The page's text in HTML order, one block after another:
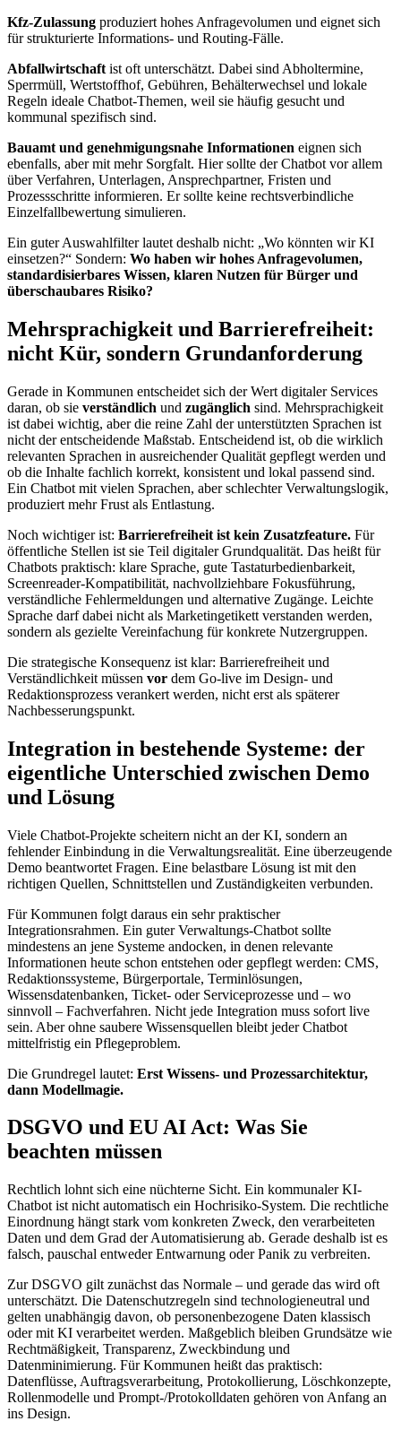
Kfz-Zulassung produziert hohes Anfragevolumen und eignet sich
für strukturierte Informations- und Routing-Fälle.
Abfallwirtschaft ist oft unterschätzt. Dabei sind Abholtermine,
Sperrmüll, Wertstoffhof, Gebühren, Behälterwechsel und lokale
Regeln ideale Chatbot-Themen, weil sie häufig gesucht und
kommunal spezifisch sind.
Bauamt und genehmigungsnahe Informationen eignen sich
ebenfalls, aber mit mehr Sorgfalt. Hier sollte der Chatbot vor allem
über Verfahren, Unterlagen, Ansprechpartner, Fristen und
Prozessschritte informieren. Er sollte keine rechtsverbindliche
Einzelfallbewertung simulieren.
Ein guter Auswahlfilter lautet deshalb nicht: „Wo könnten wir KI
einsetzen?“ Sondern: Wo haben wir hohes Anfragevolumen,
standardisierbares Wissen, klaren Nutzen für Bürger und
überschaubares Risiko?
Mehrsprachigkeit und Barrierefreiheit:
nicht Kür, sondern Grundanforderung
Gerade in Kommunen entscheidet sich der Wert digitaler Services
daran, ob sie verständlich und zugänglich sind. Mehrsprachigkeit
ist dabei wichtig, aber die reine Zahl der unterstützten Sprachen ist
nicht der entscheidende Maßstab. Entscheidend ist, ob die wirklich
relevanten Sprachen in ausreichender Qualität gepflegt werden und
ob die Inhalte fachlich korrekt, konsistent und lokal passend sind.
Ein Chatbot mit vielen Sprachen, aber schlechter Verwaltungslogik,
produziert mehr Frust als Entlastung.
Noch wichtiger ist: Barrierefreiheit ist kein Zusatzfeature. Für
öffentliche Stellen ist sie Teil digitaler Grundqualität. Das heißt für
Chatbots praktisch: klare Sprache, gute Tastaturbedienbarkeit,
Screenreader-Kompatibilität, nachvollziehbare Fokusführung,
verständliche Fehlermeldungen und alternative Zugänge. Leichte
Sprache darf dabei nicht als Marketingetikett verstanden werden,
sondern als gezielte Vereinfachung für konkrete Nutzergruppen.
Die strategische Konsequenz ist klar: Barrierefreiheit und
Verständlichkeit müssen vor dem Go-live im Design- und
Redaktionsprozess verankert werden, nicht erst als späterer
Nachbesserungspunkt.
Integration in bestehende Systeme: der
eigentliche Unterschied zwischen Demo
und Lösung
Viele Chatbot-Projekte scheitern nicht an der KI, sondern an
fehlender Einbindung in die Verwaltungsrealität. Eine überzeugende
Demo beantwortet Fragen. Eine belastbare Lösung ist mit den
richtigen Quellen, Schnittstellen und Zuständigkeiten verbunden.
Für Kommunen folgt daraus ein sehr praktischer
Integrationsrahmen. Ein guter Verwaltungs-Chatbot sollte
mindestens an jene Systeme andocken, in denen relevante
Informationen heute schon entstehen oder gepflegt werden: CMS,
Redaktionssysteme, Bürgerportale, Terminlösungen,
Wissensdatenbanken, Ticket- oder Serviceprozesse und – wo
sinnvoll – Fachverfahren. Nicht jede Integration muss sofort live
sein. Aber ohne saubere Wissensquellen bleibt jeder Chatbot
mittelfristig ein Pflegeproblem.
Die Grundregel lautet: Erst Wissens- und Prozessarchitektur,
dann Modellmagie.
DSGVO und EU AI Act: Was Sie
beachten müssen
Rechtlich lohnt sich eine nüchterne Sicht. Ein kommunaler KI-
Chatbot ist nicht automatisch ein Hochrisiko-System. Die rechtliche
Einordnung hängt stark vom konkreten Zweck, den verarbeiteten
Daten und dem Grad der Automatisierung ab. Gerade deshalb ist es
falsch, pauschal entweder Entwarnung oder Panik zu verbreiten.
Zur DSGVO gilt zunächst das Normale – und gerade das wird oft
unterschätzt. Die Datenschutzregeln sind technologieneutral und
gelten unabhängig davon, ob personenbezogene Daten klassisch
oder mit KI verarbeitet werden. Maßgeblich bleiben Grundsätze wie
Rechtmäßigkeit, Transparenz, Zweckbindung und
Datenminimierung. Für Kommunen heißt das praktisch:
Datenflüsse, Auftragsverarbeitung, Protokollierung, Löschkonzepte,
Rollenmodelle und Prompt-/Protokolldaten gehören von Anfang an
ins Design.